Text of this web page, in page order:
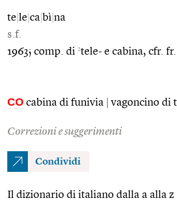
te le ca bì na
s.f.
1963; comp. di 2tele- e cabina, cfr.
CO cabina di funivia vagoncino di
Correzioni e suggerimenti
Condividi
Il dizionario di italiano dalla a alla z